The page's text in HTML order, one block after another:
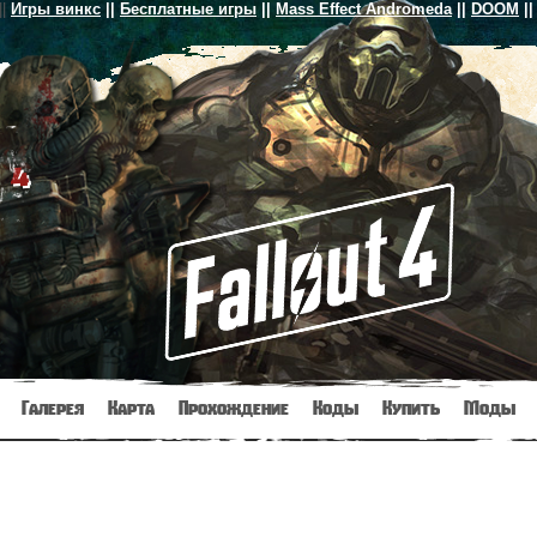
Игры винкс || Бесплатные игры Mass Effect Andromeda DOOM
Галерея Карта Прохождение Коды Купить Моды